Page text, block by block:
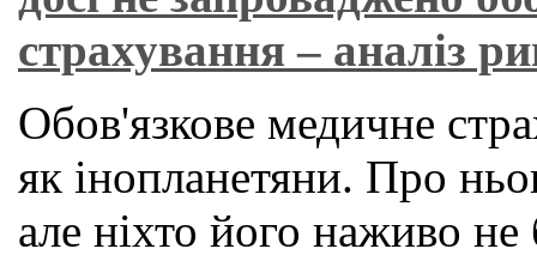
страхування – аналіз
Обов'язкове медичне
як інопланетяни. Про
але ніхто його наживо